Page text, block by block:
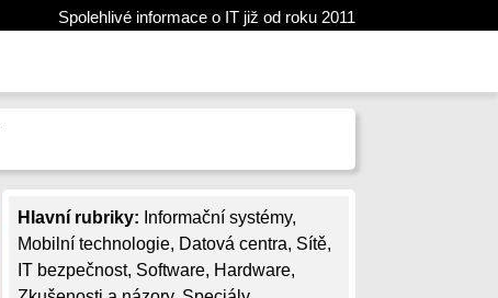
Spolehlivé informace o IT již od roku 2011
Hlavní rubriky: Informační systémy,
Mobilní technologie, Datová centra, Sítě,
IT bezpečnost, Software, Hardware,